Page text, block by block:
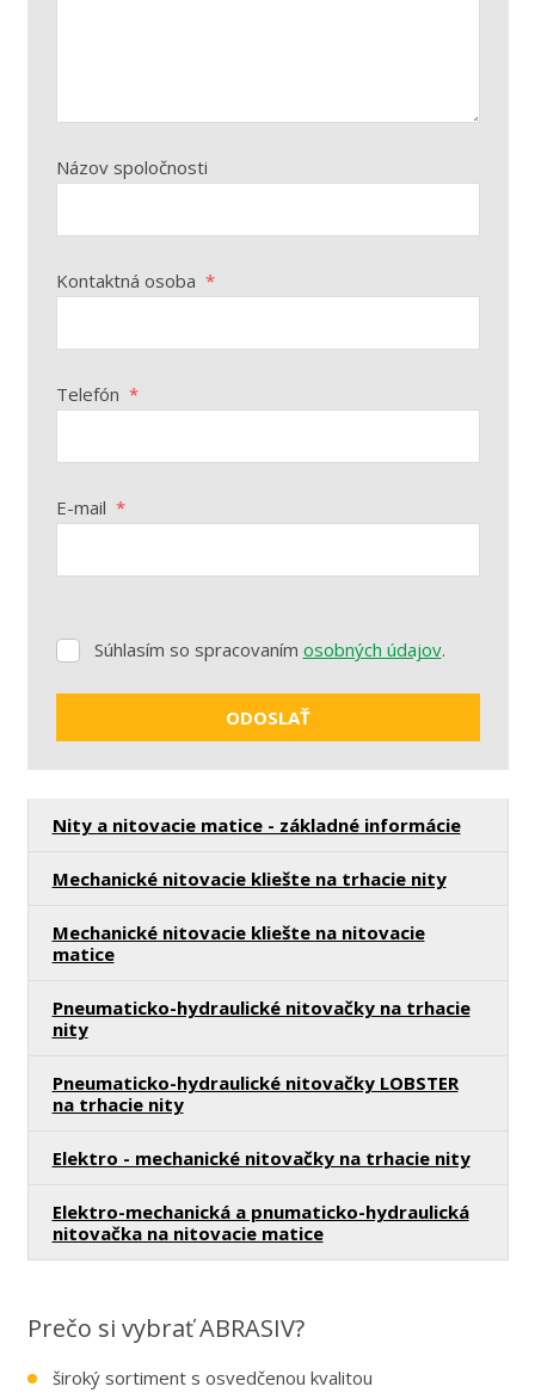
Názov spoločnosti
Kontaktná osoba *
Telefón *
E-mail *
Súhlasím
spracovaním
Súhlasím so spracovaním osobných údajov.
ODOSLAŤ
nepodarilo
odoslať
Nity a nitovacie matice - základné informácie
Mechanické nitovacie kliešte na trhacie nity
Mechanické nitovacie kliešte na nitovacie
matice
Pneumaticko-hydraulické nitovačky na trhacie
nity
Pneumaticko-hydraulické nitovačky LOBSTER
na trhacie nity
Elektro - mechanické nitovačky na trhacie nity
Elektro-mechanická a pnumaticko-hydraulická
nitovačka na nitovacie matice
Prečo si vybrať ABRASIV?
široký sortiment s osvedčenou kvalitou